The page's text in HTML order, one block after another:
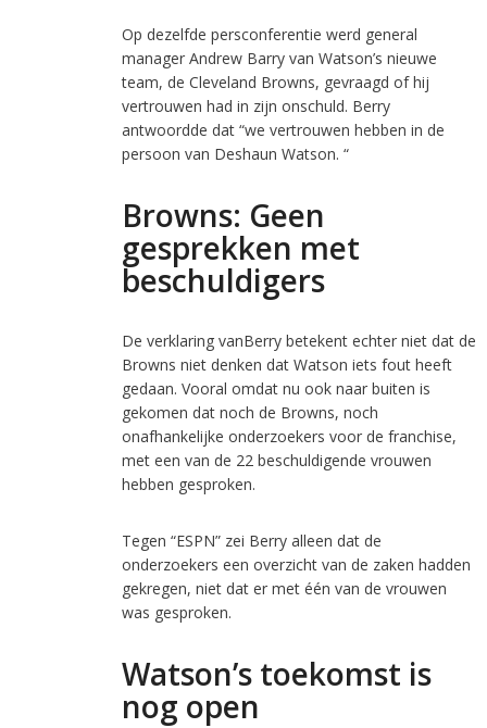
Op dezelfde persconferentie werd general
manager Andrew Barry van Watson’s nieuwe
team, de Cleveland Browns, gevraagd of hij
vertrouwen had in zijn onschuld. Berry
antwoordde dat “we vertrouwen hebben in de
persoon van Deshaun Watson. “
Browns: Geen
gesprekken met
beschuldigers
De verklaring vanBerry betekent echter niet dat de
Browns niet denken dat Watson iets fout heeft
gedaan. Vooral omdat nu ook naar buiten is
gekomen dat noch de Browns, noch
onafhankelijke onderzoekers voor de franchise,
met een van de 22 beschuldigende vrouwen
hebben gesproken.
Tegen “ESPN” zei Berry alleen dat de
onderzoekers een overzicht van de zaken hadden
gekregen, niet dat er met één van de vrouwen
was gesproken.
Watson’s toekomst is
nog open